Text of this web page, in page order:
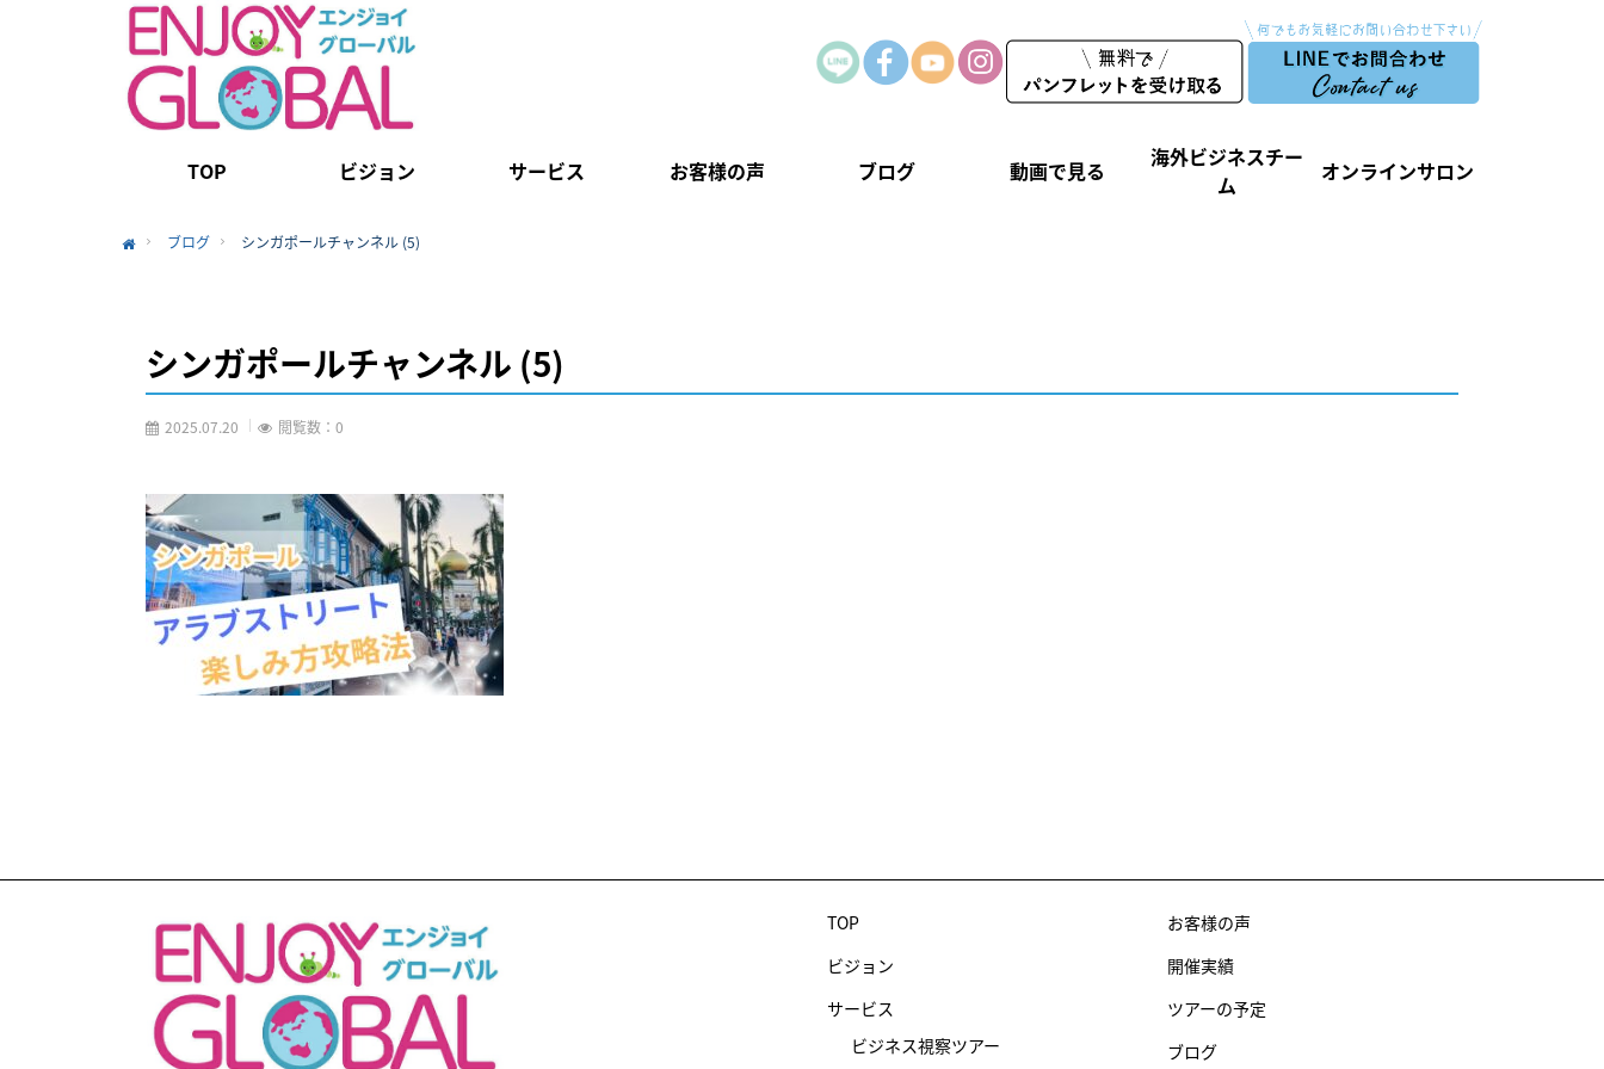
TOP ビジョン サービス お客様の声 ブログ 動画で見る
海外ビジネスチー
ム
オンラインサロン
ブログ シンガポールチャンネル (5)
シンガポールチャンネル (5)
2025.07.20 閲覧数：0
TOP
ビジョン
サービス
ビジネス視察ツアー
お客様の声
開催実績
ツアーの予定
ブログ